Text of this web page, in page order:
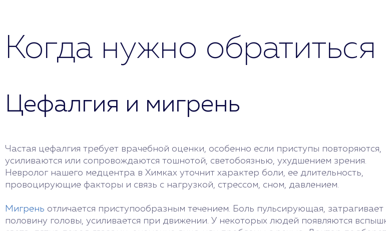
Когда нужно
Цефалгия и мигрень
Частая цефалгия требует врачебной оценки, особенно если приступы повторяются,
усиливаются или сопровождаются тошнотой, светобоязнью, ухудшением зрения.
Невролог нашего медцентра в Химках уточнит характер боли, ее длительность,
провоцирующие факторы и связь с нагрузкой, стрессом, сном, давлением.
Мигрень отличается приступообразным течением. Боль пульсирующая, затрагивает
половину головы, усиливается при движении. У некоторых людей появляются